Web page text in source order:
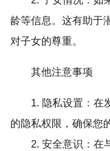
龄等信息。这有助于
对子女的尊重。
其他注意事项
1. 隐私设置：在
的隐私权限，确保您
2. 安全意识：在与